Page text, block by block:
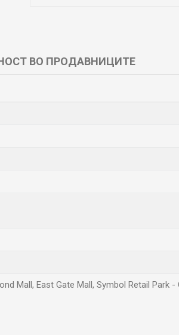
ВО ПРОДАВНИЦИТЕ
Mall, East Gate Mall, Symbol Retail Park